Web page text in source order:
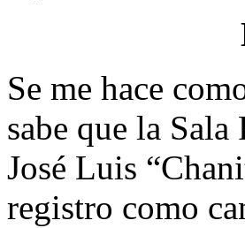
Se me hace
sabe que la
José Luis
registro como